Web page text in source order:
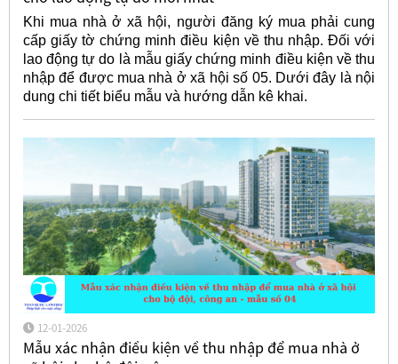
Khi mua nhà ở xã hội, người đăng ký mua phải cung
cấp giấy tờ chứng minh điều kiện về thu nhập. Đối với
lao động tự do là mẫu giấy chứng minh điều kiện về thu
nhập để được mua nhà ở xã hội số 05. Dưới đây là nội
dung chi tiết biểu mẫu và hướng dẫn kê khai.
12-01-2026
Mẫu xác nhận điều kiện về thu nhập để mua nhà ở